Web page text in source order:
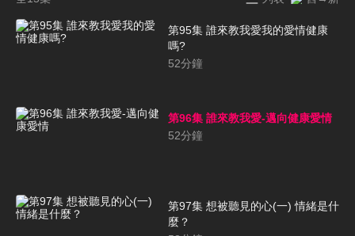
第95集 誰來教我愛我的愛情健康
嗎?
52分鐘
第96集 誰來教我愛-邁向健康愛情
52分鐘
第97集 想被聽見的心(一) 情緒是什
麼？